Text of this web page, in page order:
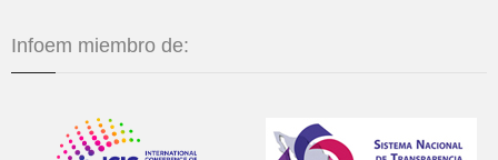
Infoem miembro de: